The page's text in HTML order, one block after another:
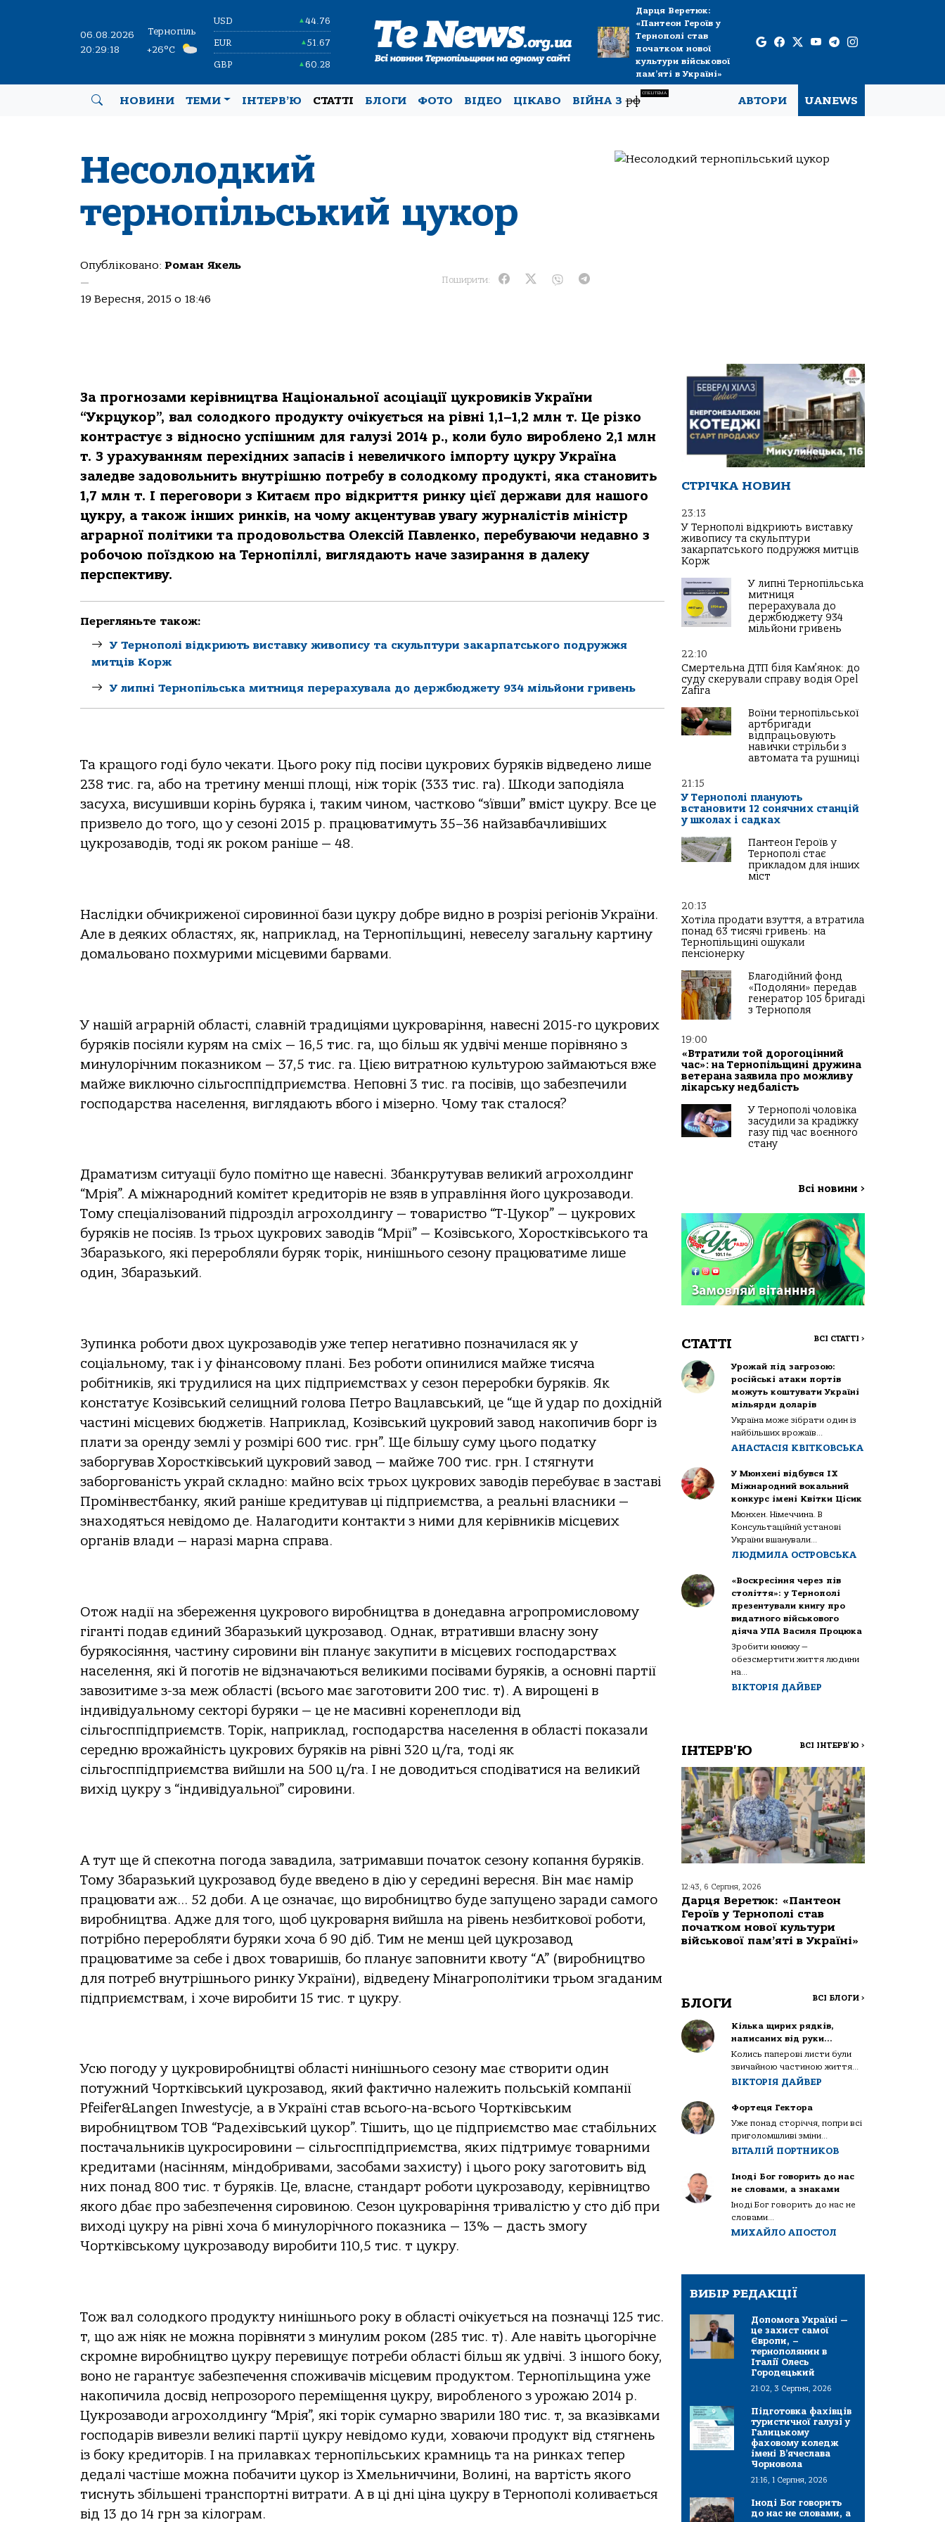
06.08.2026
20:29:19
Тернопіль
+26°C
USD ▲44.76
EUR ▲51.67
GBP ▲60.28
Дарця Веретюк:
«Пантеон Героїв у
Тернополі став
початком нової
культури військової
пам’яті в Україні»
НОВИНИ ТЕМИ ІНТЕРВ’Ю СТАТТІ БЛОГИ ФОТО ВІДЕО ЦІКАВО ВІЙНА Зрф
СПЕЦТЕМА
АВТОРИ UANEWS
Несолодкий
тернопільський цукор
Опубліковано: Роман Якель
—
19 Вересня, 2015 о 18:46
Поширити:
За прогнозами керівництва Національної асоціації цукровиків України
“Укрцукор”, вал солодкого продукту очікується на рівні 1,1–1,2 млн т. Це різко
контрастує з відносно успішним для галузі 2014 р., коли було вироблено 2,1 млн
т. З урахуванням перехідних запасів і невеличкого імпорту цукру Україна
заледве задовольнить внутрішню потребу в солодкому продукті, яка становить
1,7 млн т. І переговори з Китаєм про відкриття ринку цієї держави для нашого
цукру, а також інших ринків, на чому акцентував увагу журналістів міністр
аграрної політики та продовольства Олексій Павленко, перебуваючи недавно з
робочою поїздкою на Тернопіллі, виглядають наче зазирання в далеку
перспективу.
Перегляньте також:
У Тернополі відкриють виставку живопису та скульптури закарпатського подружжя
митців Корж
У липні Тернопільська митниця перерахувала до держбюджету 934 мільйони гривень
Та кращого годі було чекати. Цього року під посіви цукрових буряків відведено лише
238 тис. га, або на третину менші площі, ніж торік (333 тис. га). Шкоди заподіяла
засуха, висушивши корінь буряка і, таким чином, частково “з’ївши” вміст цукру. Все це
призвело до того, що у сезоні 2015 р. працюватимуть 35–36 найзавбачливіших
цукрозаводів, тоді як роком раніше — 48.
Наслідки обчикриженої сировинної бази цукру добре видно в розрізі регіонів України.
Але в деяких областях, як, наприклад, на Тернопільщині, невеселу загальну картину
домальовано похмурими місцевими барвами.
У нашій аграрній області, славній традиціями цукроваріння, навесні 2015-го цукрових
буряків посіяли курям на сміх — 16,5 тис. га, що більш як удвічі менше порівняно з
минулорічним показником — 37,5 тис. га. Цією витратною культурою займаються вже
майже виключно сільгосппідприємства. Неповні 3 тис. га посівів, що забезпечили
господарства населення, виглядають вбого і мізерно. Чому так сталося?
Драматизм ситуації було помітно ще навесні. Збанкрутував великий агрохолдинг
“Мрія”. А міжнародний комітет кредиторів не взяв в управління його цукрозаводи.
Тому спеціалізований підрозділ агрохолдингу — товариство “Т-Цукор” — цукрових
буряків не посіяв. Із трьох цукрових заводів “Мрії” — Козівського, Хоростківського та
Збаразького, які переробляли буряк торік, нинішнього сезону працюватиме лише
один, Збаразький.
Зупинка роботи двох цукрозаводів уже тепер негативно позначилася як у
соціальному, так і у фінансовому плані. Без роботи опинилися майже тисяча
робітників, які трудилися на цих підприємствах у сезон переробки буряків. Як
констатує Козівський селищний голова Петро Вацлавський, це “ще й удар по дохідній
частині місцевих бюджетів. Наприклад, Козівський цукровий завод накопичив борг із
плати за оренду землі у розмірі 600 тис. грн”. Ще більшу суму цього податку
заборгував Хоростківський цукровий завод — майже 700 тис. грн. І стягнути
заборгованість украй складно: майно всіх трьох цукрових заводів перебуває в заставі
Промінвестбанку, який раніше кредитував ці підприємства, а реальні власники —
знаходяться невідомо де. Налагодити контакти з ними для керівників місцевих
органів влади — наразі марна справа.
Отож надії на збереження цукрового виробництва в донедавна агропромисловому
гіганті подав єдиний Збаразький цукрозавод. Однак, втративши власну зону
бурякосіяння, частину сировини він планує закупити в місцевих господарствах
населення, які й поготів не відзначаються великими посівами буряків, а основні партії
завозитиме з-за меж області (всього має заготовити 200 тис. т). А вирощені в
індивідуальному секторі буряки — це не масивні коренеплоди від
сільгосппідприємств. Торік, наприклад, господарства населення в області показали
середню врожайність цукрових буряків на рівні 320 ц/га, тоді як
сільгосппідприємства вийшли на 500 ц/га. І не доводиться сподіватися на великий
вихід цукру з “індивідуальної” сировини.
А тут ще й спекотна погода завадила, затримавши початок сезону копання буряків.
Тому Збаразький цукрозавод буде введено в дію у середині вересня. Він має намір
працювати аж… 52 доби. А це означає, що виробництво буде запущено заради самого
виробництва. Адже для того, щоб цукроварня вийшла на рівень незбиткової роботи,
потрібно переробляти буряки хоча б 90 діб. Тим не менш цей цукрозавод
працюватиме за себе і двох товаришів, бо планує заповнити квоту “А” (виробництво
для потреб внутрішнього ринку України), відведену Мінагрополітики трьом згаданим
підприємствам, і хоче виробити 15 тис. т цукру.
Усю погоду у цукровиробництві області нинішнього сезону має створити один
потужний Чортківський цукрозавод, який фактично належить польській компанії
Pfeifer&Langen Inwestycje, а в Україні став всього-на-всього Чортківським
виробництвом ТОВ “Радехівський цукор”. Тішить, що це підприємство має стабільних
постачальників цукросировини — сільгосппідприємства, яких підтримує товарними
кредитами (насінням, міндобривами, засобами захисту) і цього року заготовить від
них понад 800 тис. т буряків. Це, власне, стандарт роботи цукрозаводу, керівництво
якого дбає про забезпечення сировиною. Сезон цукроваріння тривалістю у сто діб при
виході цукру на рівні хоча б минулорічного показника — 13% — дасть змогу
Чортківському цукрозаводу виробити 110,5 тис. т цукру.
Тож вал солодкого продукту нинішнього року в області очікується на позначці 125 тис.
т, що аж ніяк не можна порівняти з минулим роком (285 тис. т). Але навіть цьогорічне
скромне виробництво цукру перевищує потреби області більш як удвічі. З іншого боку,
воно не гарантує забезпечення споживачів місцевим продуктом. Тернопільщина уже
накопичила досвід непрозорого переміщення цукру, виробленого з урожаю 2014 р.
Цукрозаводи агрохолдингу “Мрія”, які торік сумарно зварили 180 тис. т, за вказівками
господарів вивезли великі партії цукру невідомо куди, ховаючи продукт від стягнень
із боку кредиторів. І на прилавках тернопільських крамниць та на ринках тепер
дедалі частіше можна побачити цукор із Хмельниччини, Волині, на вартість якого
тиснуть збільшені транспортні витрати. А в ці дні ціна цукру в Тернополі коливається
від 13 до 14 грн за кілограм.
СТРІЧКА НОВИН
23:13
У Тернополі відкриють виставку
живопису та скульптури
закарпатського подружжя митців
Корж
У липні Тернопільська
митниця
перерахувала до
держбюджету 934
мільйони гривень
22:10
Смертельна ДТП біля Кам’янок: до
суду скерували справу водія Opel
Zafira
Воїни тернопільської
артбригади
відпрацьовують
навички стрільби з
автомата та рушниці
21:15
У Тернополі планують
встановити 12 сонячних станцій
у школах і садках
Пантеон Героїв у
Тернополі стає
прикладом для інших
міст
20:13
Хотіла продати взуття, а втратила
понад 63 тисячі гривень: на
Тернопільщині ошукали
пенсіонерку
Благодійний фонд
«Подоляни» передав
генератор 105 бригаді
з Тернополя
19:00
«Втратили той дорогоцінний
час»: на Тернопільщині дружина
ветерана заявила про можливу
лікарську недбалість
У Тернополі чоловіка
засудили за крадіжку
газу під час воєнного
стану
Всі новини >
СТАТТІ ВСІ СТАТТІ >
Урожай під загрозою:
російські атаки портів
можуть коштувати Україні
мільярди доларів
Україна може зібрати один із
найбільших врожаїв...
АНАСТАСІЯ КВІТКОВСЬКА
У Мюнхені відбувся IX
Міжнародний вокальний
конкурс імені Квітки Цісик
Мюнхен. Німеччина. В
Консультаційній установі
України вшанували...
ЛЮДМИЛА ОСТРОВСЬКА
«Воскресіння через пів
століття»: у Тернополі
презентували книгу про
видатного військового
діяча УПА Василя Процюка
Зробити книжку —
обезсмертити життя людини
на...
ВІКТОРІЯ ДАЙВЕР
ІНТЕРВ'Ю ВСІ ІНТЕРВ'Ю >
12:43, 6 Серпня, 2026
Дарця Веретюк: «Пантеон
Героїв у Тернополі став
початком нової культури
військової пам’яті в Україні»
БЛОГИ ВСІ БЛОГИ >
Кілька щирих рядків,
написаних від руки…
Колись паперові листи були
звичайною частиною життя...
ВІКТОРІЯ ДАЙВЕР
Фортеця Гектора
Уже понад сторіччя, попри всі
приголомшливі зміни...
ВІТАЛІЙ ПОРТНИКОВ
Іноді Бог говорить до нас
не словами, а знаками
Іноді Бог говорить до нас не
словами...
МИХАЙЛО АПОСТОЛ
ВИБІР РЕДАКЦІЇ
Допомога Україні —
це захист самої
Європи, –
тернополянин в
Італії Олесь
Городецький
21:02, 3 Серпня, 2026
Підготовка фахівців
туристичної галузі у
Галицькому
фаховому коледж
імені В’ячеслава
Чорновола
21:16, 1 Серпня, 2026
Іноді Бог говорить
до нас не словами, а